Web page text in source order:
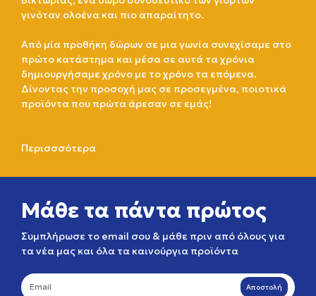
γινόταν ολοένα και πιο απαραίτητο.
Από μία προθήκη δώρων σε μια γωνία συνεχίσαμε στο
πρώτο κατάστημα και μέσα σε αυτά τα χρόνια
δημιουργήσαμε χρόνο με το χρόνο τα επόμενα.
Δίνοντας την προσοχή μας σε προσεγμένα, ποιοτικά
προϊόντα που πρώτα άρεσαν σε εμάς!
Περισσσότερα
Μάθε τα πάντα πρώτος
Συμπλήρωσε το email σου & μάθε πριν από όλους για
τα νέα μας και όλα τα καινούργια προϊόντα
Αποστολή